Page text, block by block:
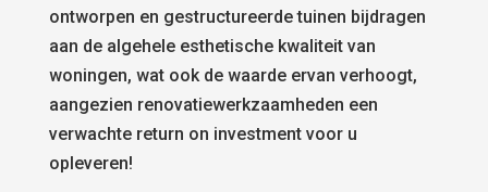
ontworpen en gestructureerde tuinen bijdragen
aan de algehele esthetische kwaliteit van
woningen, wat ook de waarde ervan verhoogt,
aangezien renovatiewerkzaamheden een
verwachte return on investment voor u
opleveren!